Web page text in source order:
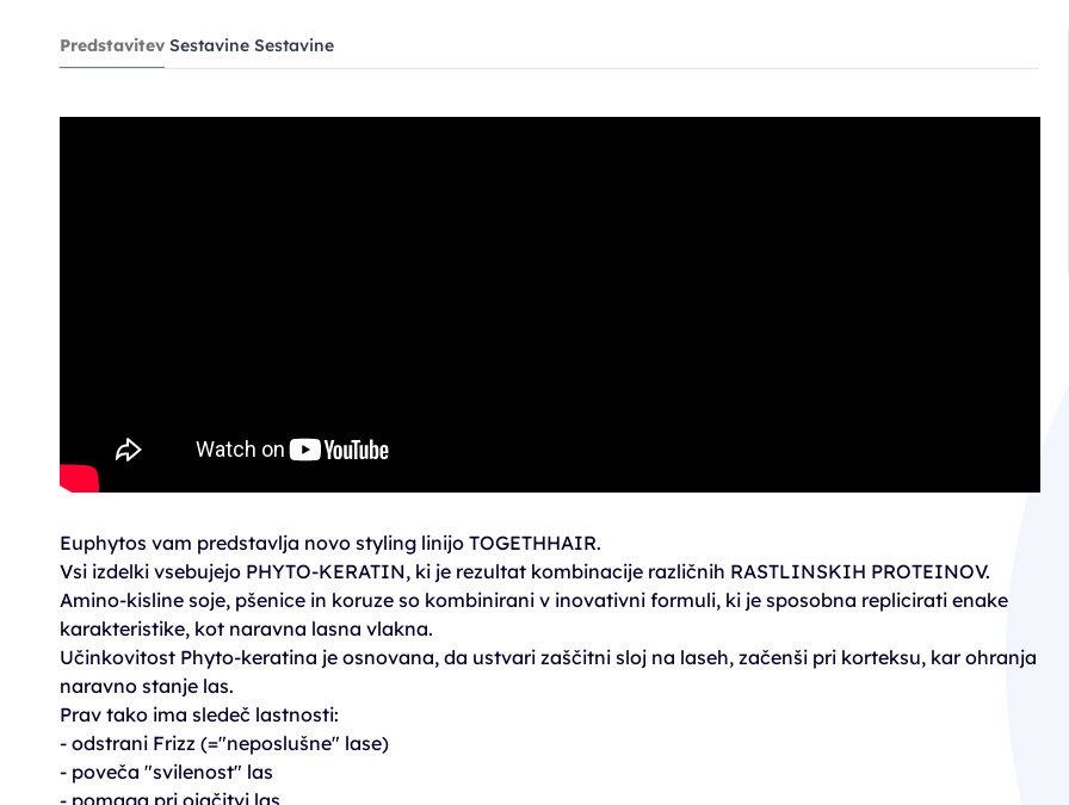
Predstavitev Sestavine Sestavine
Euphytos vam predstavlja novo styling linijo TOGETHHAIR.
Vsi izdelki vsebujejo PHYTO-KERATIN, ki je rezultat kombinacije različnih RASTLINSKIH PROTEINOV.
Amino-kisline soje, pšenice in koruze so kombinirani v inovativni formuli, ki je sposobna replicirati enake
karakteristike, kot naravna lasna vlakna.
Učinkovitost Phyto-keratina je osnovana, da ustvari zaščitni sloj na laseh, začenši pri korteksu, kar ohranja
naravno stanje las.
Prav tako ima sledeč lastnosti:
- odstrani Frizz (="neposlušne" lase)
- poveča "svilenost" las